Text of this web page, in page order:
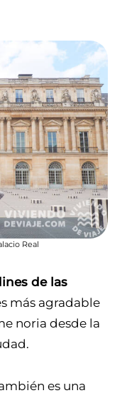
Real
de las
más agradable
noria desde la
es una